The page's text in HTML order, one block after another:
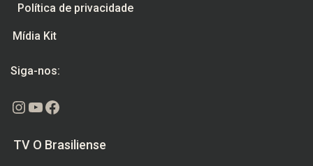
Política de privacidade
Mídia Kit
Siga-nos:
Instagram
Youtube
Facebook
TV O Brasiliense